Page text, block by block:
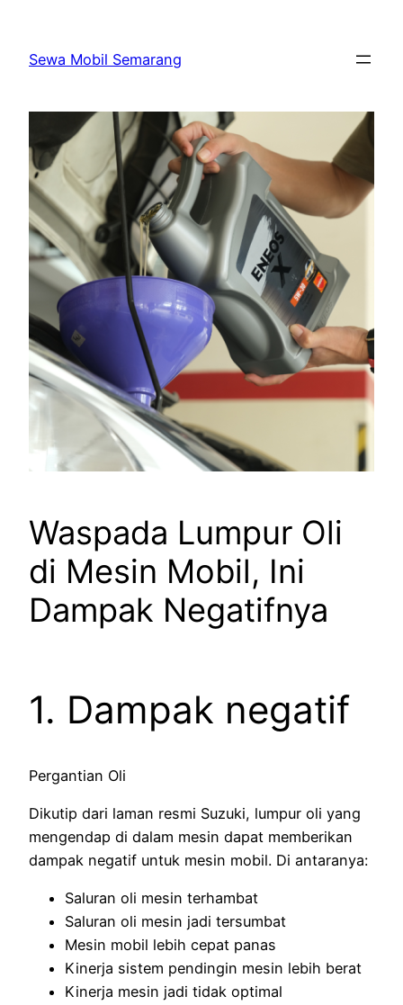
content
Sewa Mobil Semarang
Waspada Lumpur Oli
di Mesin Mobil, Ini
Dampak Negatifnya
1. Dampak negatif
Pergantian Oli
Dikutip dari laman resmi Suzuki, lumpur oli yang
mengendap di dalam mesin dapat memberikan
dampak negatif untuk mesin mobil. Di antaranya:
Saluran oli mesin terhambat
Saluran oli mesin jadi tersumbat
Mesin mobil lebih cepat panas
Kinerja sistem pendingin mesin lebih berat
Kinerja mesin jadi tidak optimal